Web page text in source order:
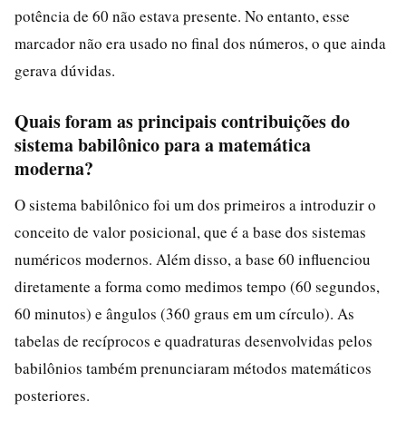
potência de 60 não estava presente. No entanto, esse
marcador não era usado no final dos números, o que ainda
gerava dúvidas.
Quais foram as principais contribuições do
sistema babilônico para a matemática
moderna?
O sistema babilônico foi um dos primeiros a introduzir o
conceito de valor posicional, que é a base dos sistemas
numéricos modernos. Além disso, a base 60 influenciou
diretamente a forma como medimos tempo (60 segundos,
60 minutos) e ângulos (360 graus em um círculo). As
tabelas de recíprocos e quadraturas desenvolvidas pelos
babilônios também prenunciaram métodos matemáticos
posteriores.